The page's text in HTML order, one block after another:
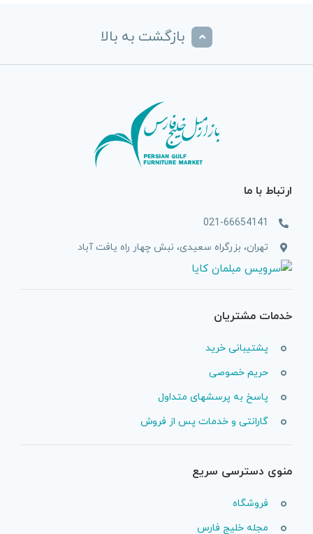
بازگشت به بالا
ارتباط با ما
021-66654141
تهران، بزرگراه سعیدی، نبش چهار راه یافت آباد
خدمات مشتریان
پشتیبانی خرید
حریم خصوصی
پاسخ به پرسشهای متداول
گارانتی و خدمات پس از فروش
منوی دسترسی سریع
فروشگاه
مجله خلیج فارس